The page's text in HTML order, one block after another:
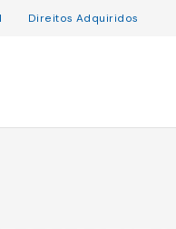
Direitos Adquiridos